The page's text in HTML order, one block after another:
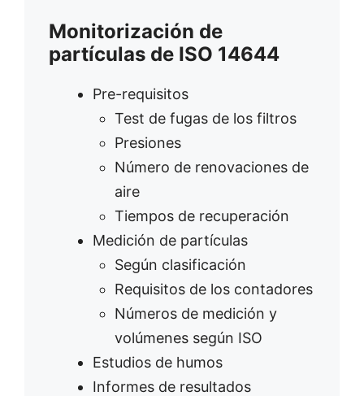
Monitorización de
partículas de ISO 14644
Pre-requisitos
Test de fugas de los filtros
Presiones
Número de renovaciones de
aire
Tiempos de recuperación
Medición de partículas
Según clasificación
Requisitos de los contadores
Números de medición y
volúmenes según ISO
Estudios de humos
Informes de resultados